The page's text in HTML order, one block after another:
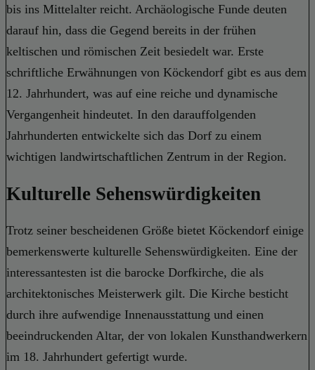
bis ins Mittelalter reicht. Archäologische Funde deuten
darauf hin, dass die Gegend bereits in der frühen
keltischen und römischen Zeit besiedelt war. Erste
schriftliche Erwähnungen von Köckendorf gibt es aus dem
12. Jahrhundert, was auf eine reiche und dynamische
Vergangenheit hindeutet. In den darauffolgenden
Jahrhunderten entwickelte sich das Dorf zu einem
wichtigen landwirtschaftlichen Zentrum in der Region.
Kulturelle Sehenswürdigkeiten
Trotz seiner bescheidenen Größe bietet Köckendorf einige
bemerkenswerte kulturelle Sehenswürdigkeiten. Eine der
interessantesten ist die barocke Dorfkirche, die als
architektonisches Meisterwerk gilt. Die Kirche besticht
durch ihre aufwendige Innenausstattung und einen
beeindruckenden Altar, der von lokalen Kunsthandwerkern
im 18. Jahrhundert gefertigt wurde.